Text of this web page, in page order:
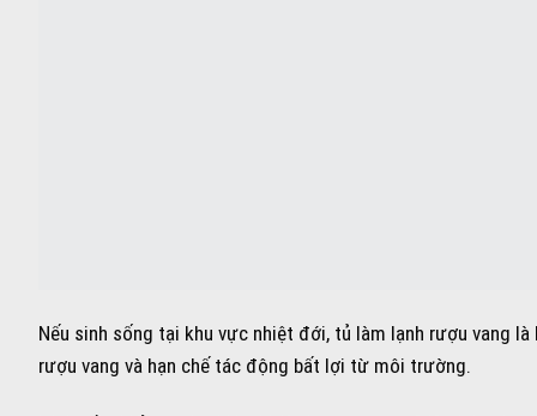
Nếu sinh sống tại khu vực nhiệt đới, tủ làm lạnh rượu vang
rượu vang và hạn chế tác động bất lợi từ môi trường.